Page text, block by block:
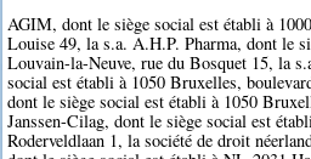
AGIM, dont le siège social est établi à
Louise 49, la s.a. A.H.P. Pharma, dont le
Louvain-la-Neuve, rue du Bosquet 15, la
social est établi à 1050 Bruxelles,
dont le siège social est établi à 1050
Janssen-Cilag, dont le siège social est
Roderveldlaan 1, la société de droit